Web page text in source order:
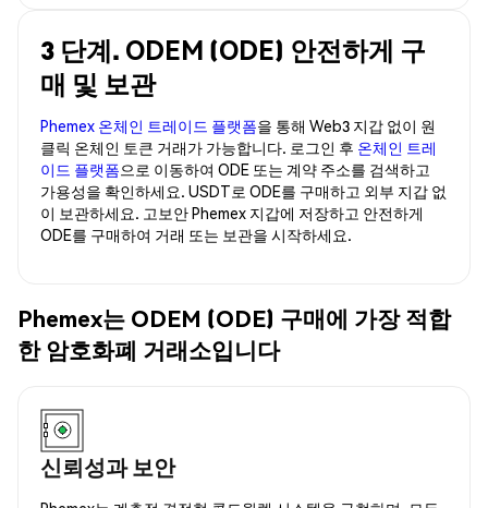
3 단계. ODEM (ODE) 안전하게 구
매 및 보관
Phemex 온체인 트레이드 플랫폼을 통해 Web3 지갑 없이 원
클릭 온체인 토큰 거래가 가능합니다. 로그인 후 온체인 트레
이드 플랫폼으로 이동하여 ODE 또는 계약 주소를 검색하고
가용성을 확인하세요. USDT로 ODE를 구매하고 외부 지갑 없
이 보관하세요. 고보안 Phemex 지갑에 저장하고 안전하게
ODE를 구매하여 거래 또는 보관을 시작하세요.
Phemex는 ODEM (ODE) 구매에 가장 적합
한 암호화폐 거래소입니다
신뢰성과 보안